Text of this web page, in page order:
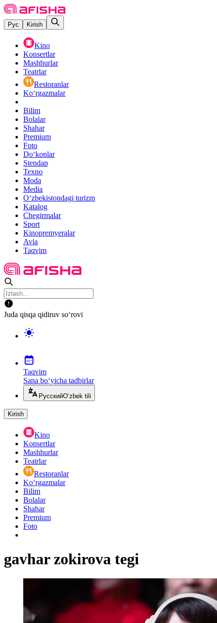
Рус Kirish
Kino
Konsertlar
Mashhurlar
Teatrlar
Restoranlar
Ko‘rgazmalar
Bilim
Bolalar
Shahar
Premium
Foto
Do‘konlar
Stendap
Texno
Moda
Media
O‘zbekistondagi turizm
Katalog
Chegirmalar
Sport
Kinopremyeralar
Avia
Taqvim
Juda qisqa qidiruv so‘rovi
Taqvim
Sana bo‘yicha tadbirlar
РусскийO‘zbek tili
Kirish
Kino
Konsertlar
Mashhurlar
Teatrlar
Restoranlar
Ko‘rgazmalar
Bilim
Bolalar
Shahar
Premium
Foto
gavhar zokirova tegi